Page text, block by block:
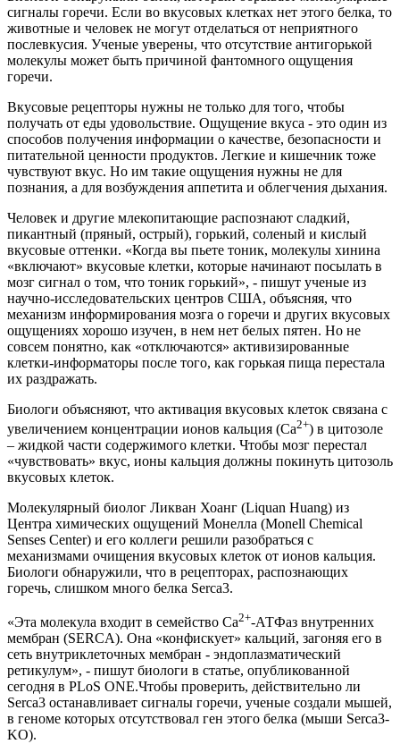
сигналы горечи. Если во вкусовых клетках нет этого белка, то
животные и человек не могут отделаться от неприятного
послевкусия. Ученые уверены, что отсутствие антигорькой
молекулы может быть причиной фантомного ощущения
горечи.
Вкусовые рецепторы нужны не только для того, чтобы
получать от еды удовольствие. Ощущение вкуса - это один из
способов получения информации о качестве, безопасности и
питательной ценности продуктов. Легкие и кишечник тоже
чувствуют вкус. Но им такие ощущения нужны не для
познания, а для возбуждения аппетита и облегчения дыхания.
Человек и другие млекопитающие распознают сладкий,
пикантный (пряный, острый), горький, соленый и кислый
вкусовые оттенки. «Когда вы пьете тоник, молекулы хинина
«включают» вкусовые клетки, которые начинают посылать в
мозг сигнал о том, что тоник горький», - пишут ученые из
научно-исследовательских центров США, объясняя, что
механизм информирования мозга о горечи и других вкусовых
ощущениях хорошо изучен, в нем нет белых пятен. Но не
совсем понятно, как «отключаются» активизированные
клетки-информаторы после того, как горькая пища перестала
их раздражать.
Биологи объясняют, что активация вкусовых клеток связана с
увеличением концентрации ионов кальция (Ca2+) в цитозоле
– жидкой части содержимого клетки. Чтобы мозг перестал
«чувствовать» вкус, ионы кальция должны покинуть цитозоль
вкусовых клеток.
Молекулярный биолог Ликван Хоанг (Liquan Huang) из
Центра химических ощущений Монелла (Monell Chemical
Senses Center) и его коллеги решили разобраться с
механизмами очищения вкусовых клеток от ионов кальция.
Биологи обнаружили, что в рецепторах, распознающих
горечь, слишком много белка Serca3.
«Эта молекула входит в семейство Ca2+-АТФаз внутренних
мембран (SERCA). Она «конфискует» кальций, загоняя его в
сеть внутриклеточных мембран - эндоплазматический
ретикулум», - пишут биологи в статье, опубликованной
сегодня в PLoS ONE.Чтобы проверить, действительно ли
Serca3 останавливает сигналы горечи, ученые создали мышей,
в геноме которых отсутствовал ген этого белка (мыши Serca3-
KO).